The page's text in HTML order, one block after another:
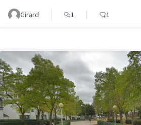
Girard 1 1